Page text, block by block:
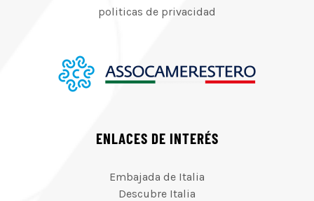
politicas de privacidad
ENLACES DE INTERÉS
Embajada de Italia
Descubre Italia